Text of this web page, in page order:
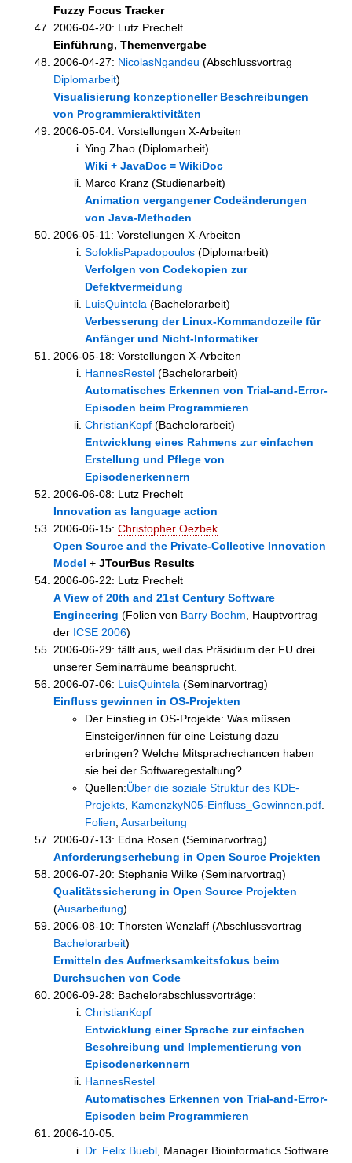
Fuzzy Focus Tracker
2006-04-20: Lutz Prechelt
Einführung, Themenvergabe
2006-04-27: NicolasNgandeu (Abschlussvortrag
Diplomarbeit)
Visualisierung konzeptioneller Beschreibungen
von Programmieraktivitäten
2006-05-04: Vorstellungen X-Arbeiten
Ying Zhao (Diplomarbeit)
Wiki + JavaDoc = WikiDoc
Marco Kranz (Studienarbeit)
Animation vergangener Codeänderungen
von Java-Methoden
2006-05-11: Vorstellungen X-Arbeiten
SofoklisPapadopoulos (Diplomarbeit)
Verfolgen von Codekopien zur
Defektvermeidung
LuisQuintela (Bachelorarbeit)
Verbesserung der Linux-Kommandozeile für
Anfänger und Nicht-Informatiker
2006-05-18: Vorstellungen X-Arbeiten
HannesRestel (Bachelorarbeit)
Automatisches Erkennen von Trial-and-Error-
Episoden beim Programmieren
ChristianKopf (Bachelorarbeit)
Entwicklung eines Rahmens zur einfachen
Erstellung und Pflege von
Episodenerkennern
2006-06-08: Lutz Prechelt
Innovation as language action
2006-06-15: Christopher Oezbek
Open Source and the Private-Collective Innovation
Model + JTourBus Results
2006-06-22: Lutz Prechelt
A View of 20th and 21st Century Software
Engineering (Folien von Barry Boehm , Hauptvortrag
der ICSE 2006)
2006-06-29: fällt aus, weil das Präsidium der FU drei
unserer Seminarräume beansprucht.
2006-07-06: LuisQuintela (Seminarvortrag)
Einfluss gewinnen in OS-Projekten
Der Einstieg in OS-Projekte: Was müssen
Einsteiger/innen für eine Leistung dazu
erbringen? Welche Mitsprachechancen haben
sie bei der Softwaregestaltung?
Quellen:Über die soziale Struktur des KDE-
Projekts KamenzkyN05-Einfluss_Gewinnen.pdf
Folien Ausarbeitung
2006-07-13: Edna Rosen (Seminarvortrag)
Anforderungserhebung in Open Source Projekten
2006-07-20: Stephanie Wilke (Seminarvortrag)
Qualitätssicherung in Open Source Projekten
(Ausarbeitung)
2006-08-10: Thorsten Wenzlaff (Abschlussvortrag
Bachelorarbeit)
Ermitteln des Aufmerksamkeitsfokus beim
Durchsuchen von Code
2006-09-28: Bachelorabschlussvorträge:
ChristianKopf
Entwicklung einer Sprache zur einfachen
Beschreibung und Implementierung von
Episodenerkennern
HannesRestel
Automatisches Erkennen von Trial-and-Error-
Episoden beim Programmieren
2006-10-05:
Dr. Felix Buebl , Manager Bioinformatics Software